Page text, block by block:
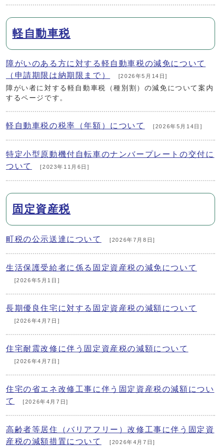
軽自動車税
障がいのある方に対する軽自動車税の減免について
（申請期限は納期限まで）
[2026年5月14日]
障がい者に対する軽自動車税（種別割）の減免について案内
するページです。
軽自動車税の税率（年額）について [2026年5月14日]
特定小型原動機付自転車のナンバープレートの交付に
ついて
[2023年11月6日]
固定資産税
町税の公示送達について [2026年7月8日]
生活保護受給者に係る固定資産税の減免について
[2026年5月1日]
長期優良住宅に対する固定資産税の減額について
[2026年4月7日]
住宅耐震改修に伴う固定資産税の減額について
[2026年4月7日]
住宅の省エネ改修工事に伴う固定資産税の減額につい
て
[2026年4月7日]
高齢者等居住（バリアフリー）改修工事に伴う固定資
産税の減額措置について
[2026年4月7日]